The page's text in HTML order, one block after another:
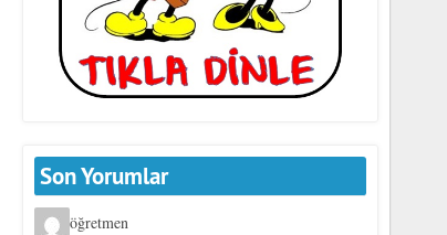
Son Yorumlar
öğretmen